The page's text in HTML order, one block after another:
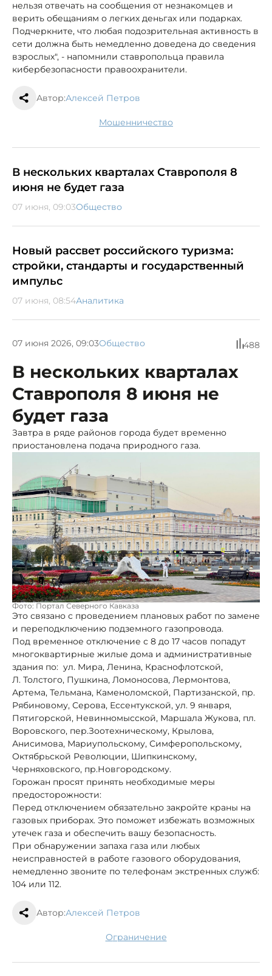
нельзя отвечать на сообщения от незнакомцев и
верить обещаниям о легких деньгах или подарках.
Подчеркните, что любая подозрительная активность в
сети должна быть немедленно доведена до сведения
взрослых", - напомнили ставропольца правила
кибербезопасности правоохранители.
Автор:Алексей Петров
мошенничество
В нескольких кварталах Ставрополя 8
июня не будет газа
07 июня, 09:03Общество
Новый рассвет российского туризма:
стройки, стандарты и государственный
импульс
07 июня, 08:54Аналитика
07 июня 2026, 09:03Общество 488
В нескольких кварталах
Ставрополя 8 июня не
будет газа
Завтра в ряде районов города будет временно
приостановлена подача природного газа.
Фото: Портал Северного Кавказа
Это связано с проведением плановых работ по замене
и переподключению подземного газопровода.
Под временное отключение с 8 до 17 часов попадут
многоквартирные жилые дома и административные
здания по: ул. Мира, Ленина, Краснофлотской,
Л. Толстого, Пушкина, Ломоносова, Лермонтова,
Артема, Тельмана, Каменоломской, Партизанской, пр.
Рябиновому, Серова, Ессентукской, ул. 9 января,
Пятигорской, Невинномысской, Маршала Жукова, пл.
Воровского, пер.Зоотехническому, Крылова,
Анисимова, Мариупольскому, Симферопольскому,
Октябрьской Революции, Шипкинскому,
Черняховского, пр.Новгородскому.
Горожан просят принять необходимые меры
предосторожности:
Перед отключением обязательно закройте краны на
газовых приборах. Это поможет избежать возможных
утечек газа и обеспечить вашу безопасность.
При обнаружении запаха газа или любых
неисправностей в работе газового оборудования,
немедленно звоните по телефонам экстренных служб:
104 или 112.
Автор:Алексей Петров
ограничение